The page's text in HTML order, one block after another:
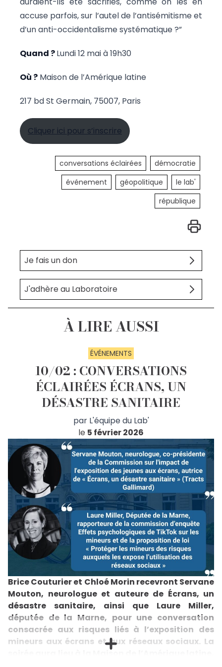
accuse parfois, sur l’autel de l’antisémitisme et
d’un anti-occidentalisme systématique ?”
Quand ?Lundi 12 mai à 19h30
Où ? Maison de l’Amérique latine
217 bd St Germain, 75007, Paris
Cliquer ici pour s’inscrire
conversations éclairées
démocratie
événement
géopolitique
le lab'
république
Je fais un don
J'adhère au Laboratoire
À LIRE AUSSI
ÉVÉNEMENTS
10/02 : CONVERSATIONS
ÉCLAIRÉES ÉCRANS, UN
DÉSASTRE SANITAIRE
par L'équipe du Lab'
le 5 février 2026
Brice Couturier et Chloé Morin recevront Servane
Mouton, neurologue et auteure de Écrans, un
désastre sanitaire, ainsi que Laure Miller,
députée de la Marne, pour une conversation
consacrée aux risques liés à l’exposition des
mineurs aux écrans et aux réseaux sociaux. La
soirée aura lieu à la Maison de l’Amérique latine,